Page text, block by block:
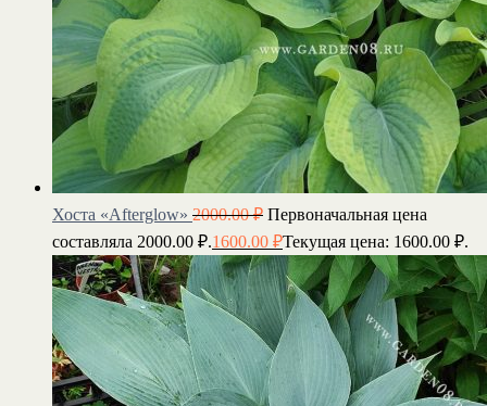
Хоста «Afterglow» 2000.00₽ Первоначальная цена
составляла 2000.00 ₽.1600.00 ₽Текущая цена: 1600.00 ₽.